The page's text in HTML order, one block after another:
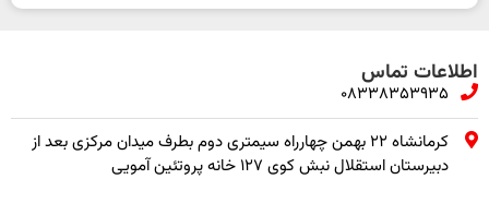
اطلاعات تماس
08338353935
کرمانشاه ۲۲ بهمن چهارراه سیمتری دوم بطرف میدان مرکزی بعد از
دبیرستان استقلال نبش کوی ۱۲۷ خانه پروتئین آمویی